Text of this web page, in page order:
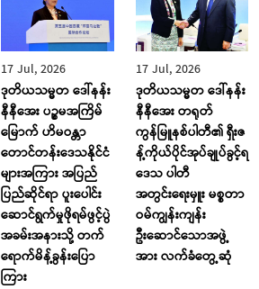
17 Jul, 2026
ဒုတိယသမ္မတ ဒေါ်နန်း
နီနီအေး ပဉ္စမအကြိမ်
မြောက် ဟိမဝန္တာ
တောင်တန်းဒေသနိုင်ငံ
များအကြား အပြည်
ပြည်ဆိုင်ရာ ပူးပေါင်း
ဆောင်ရွက်မှုဖိုရမ်ဖွင့်ပွဲ
အခမ်းအနားသို့ တက်
ရောက်မိန့်ခွန်းပြော
ကြား
17 Jul, 2026
ဒုတိယသမ္မတ ဒေါ်နန်း
နီနီအေး တရုတ်
ကွန်မြူနစ်ပါတီ၏ ရှီးဇ
န့်ကိုယ်ပိုင်အုပ်ချုပ်ခွင့်ရ
ဒေသ ပါတီ
အတွင်းရေးမှူး မစ္စတာ
ဝမ်ကျွန်းကျန်း
ဦးဆောင်သောအဖွဲ့
အား လက်ခံတွေ့ဆုံ